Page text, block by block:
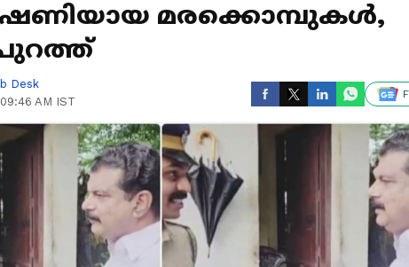
മരക്കൊമ്പുകൾ,
Desk
AM IST